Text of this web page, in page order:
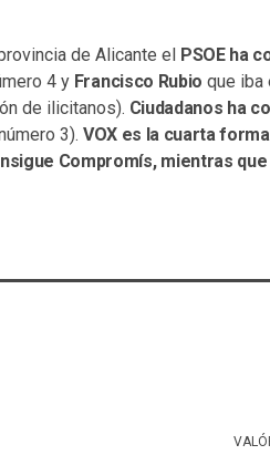
de Alicante el PSOE ha
4 y Francisco Rubio que iba
de ilicitanos). Ciudadanos ha
3). VOX es la cuarta
Compromís, mientras